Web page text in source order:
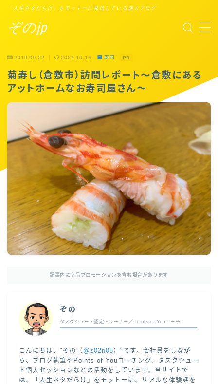
ぞのjp
「人生ネタだらけ」をモットーに発信している個人ブログ
MENU
Points of You
タスクシュート時間術
ブックレビュー
2019.09.22 2024.10.16 寿司 PR
菊寿し（倉敷市）訪問レポート〜倉敷にある
アットホームなお寿司屋さん〜
記事内に商品プロモーションを含む場合があります
ぞの
タスクシュート認定トレーナー／Points of Youコーチ
こんにちは、"ぞの（ @z02n05）"です。会社員をしなが
ら、ブログ執筆やPoints of Youコーチング、タスクシュー
ト個人セッションなどの活動をしています。当サイトで
は、「人生ネタだらけ」をモットーに、リアルな体験談を